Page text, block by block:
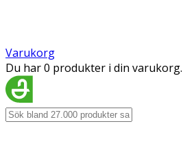
Varukorg
Du har 0 produkter i din varukorg.